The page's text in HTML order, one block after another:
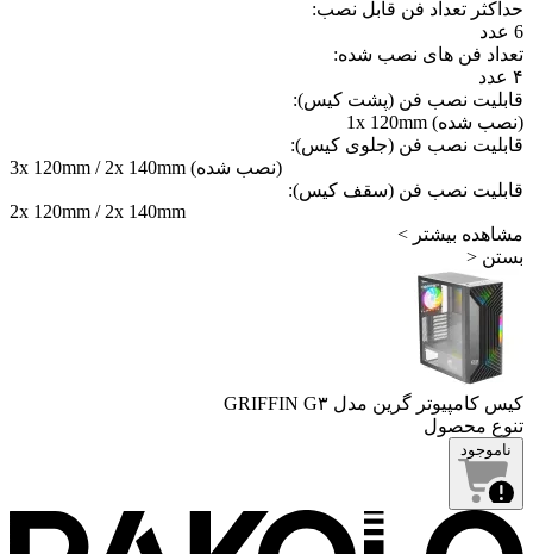
حداکثر تعداد فن قابل نصب:
تعداد فن های نصب شده:
قابلیت نصب فن (پشت کیس):
(نصب شده) 1x 120mm
قابلیت نصب فن (جلوی کیس):
قابلیت نصب فن (سقف کیس):
2x 120mm / 2x 140mm
مشاهده بیشتر >
بستن <
کیس کامپیوتر گرین مدل GRIFFIN G۳
تنوع محصول
ناموجود